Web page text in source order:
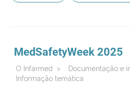
MedSafetyWeek 2025
O Infarmed > Documentação e
Informação temática